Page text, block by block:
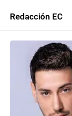
Redacción EC